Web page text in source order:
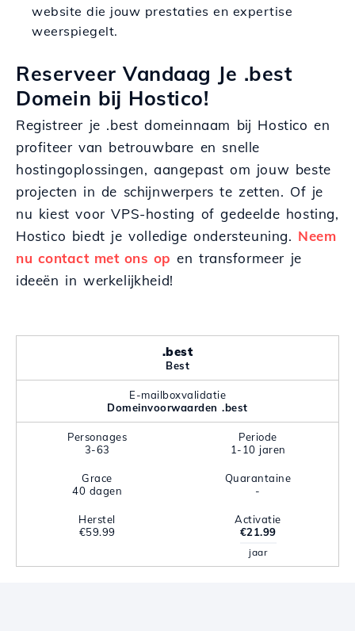
website die jouw prestaties en expertise
weerspiegelt.
Reserveer Vandaag Je .best
Domein bij Hostico!
Registreer je .best domeinnaam bij Hostico en
profiteer van betrouwbare en snelle
hostingoplossingen, aangepast om jouw beste
projecten in de schijnwerpers te zetten. Of je
nu kiest voor VPS-hosting of gedeelde hosting,
Hostico biedt je volledige ondersteuning. Neem
nu contact met ons op en transformeer je
ideeën in werkelijkheid!
.best
Best
E-mailboxvalidatie
Domeinvoorwaarden .best
Personages
3-63
Periode
1-10 jaren
Grace
40 dagen
Quarantaine
-
Herstel
€59.99
Activatie
€21.99
jaar